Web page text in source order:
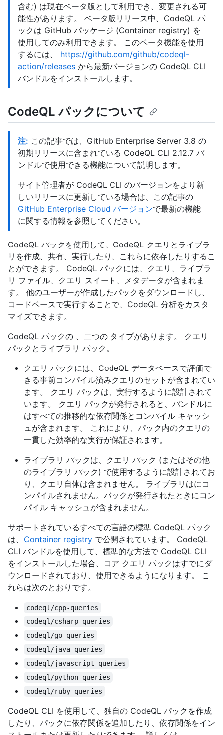
含む) は現在ベータ版として利用でき、変更される可
能性があります。 ベータ版リリース中、CodeQL パ
ックは GitHub パッケージ (Container registry) を
使用してのみ利用できます。 このベータ機能を使用
するには、 https://github.com/github/codeql-
action/releases から最新バージョンの CodeQL CLI
バンドルをインストールします。
CodeQL パックについて
注: この記事では、GitHub Enterprise Server 3.8 の
初期リリースに含まれている CodeQL CLI 2.12.7 バ
ンドルで使用できる機能について説明します。
サイト管理者が CodeQL CLI のバージョンをより新
しいリリースに更新している場合は、この記事の
GitHub Enterprise Cloud バージョンで最新の機能
に関する情報を参照してください。
CodeQL パックを使用して、CodeQL クエリとライブラ
リを作成、共有、実行したり、これらに依存したりするこ
とができます。 CodeQL パックには、クエリ、ライブラ
リ ファイル、クエリ スイート、メタデータが含まれま
す。 他のユーザーが作成したパックをダウンロードし、
コードベースで実行することで、CodeQL 分析をカスタ
マイズできます。
CodeQL パックの 、二つの タイプがあります。 クエリ
パックとライブラリ パック。
クエリ パックには、CodeQL データベースで評価で
きる事前コンパイル済みクエリのセットが含まれてい
ます。 クエリ パックは、実行するように設計されて
います。 クエリ パックが発行されると、バンドルに
はすべての推移的な依存関係とコンパイル キャッシ
ュが含まれます。 これにより、パック内のクエリの
一貫した効率的な実行が保証されます。
ライブラリ パックは、クエリ パック (またはその他
のライブラリ パック) で使用するように設計されてお
り、クエリ自体は含まれません。 ライブラリはにコ
ンパイルされません。パックが発行されたときにコン
パイル キャッシュが含まれません。
サポートされているすべての言語の標準 CodeQL パック
は、 Container registry で公開されています。 CodeQL
CLI バンドルを使用して、標準的な方法で CodeQL CLI
をインストールした場合、コア クエリ パックはすでにダ
ウンロードされており、使用できるようになります。 こ
れらは次のとおりです。
codeql/cpp-queries
codeql/csharp-queries
codeql/go-queries
codeql/java-queries
codeql/javascript-queries
codeql/python-queries
codeql/ruby-queries
CodeQL CLI を使用して、独自の CodeQL パックを作成
したり、パックに依存関係を追加したり、依存関係をイン